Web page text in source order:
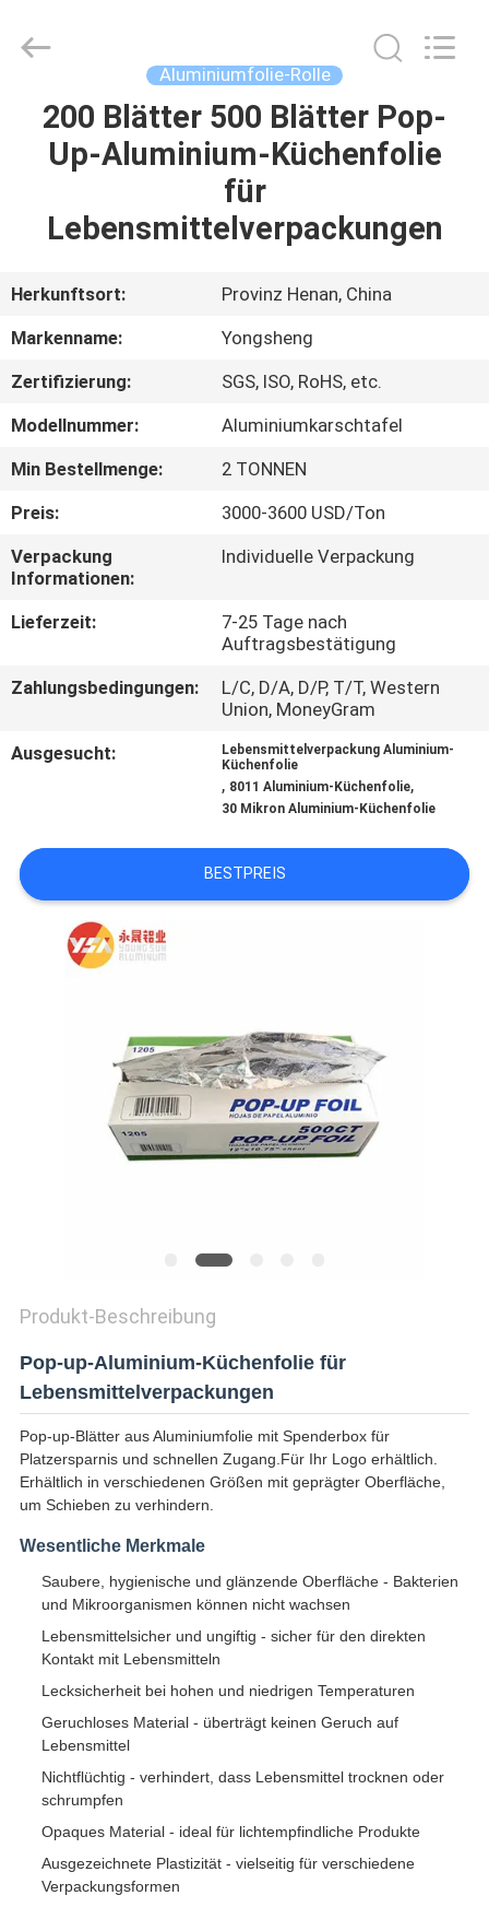
HAUS
UNS
AUSFLUG
QUALITÄTSKONTROLLE
TRETEN
SIE
MIT
IN
FÄLLE
FORDERN
SIE EIN
SITEMAP
DATENSCHUTZRICHTLINIE
Industry
Co.,Ltd..
Aluminiumfolie-Rolle
200 Blätter 500 Blätter Pop-
Up-Aluminium-Küchenfolie
für
Lebensmittelverpackungen
Herkunftsort:
Provinz Henan, China
Markenname:
Yongsheng
Zertifizierung:
SGS, ISO, RoHS, etc.
Modellnummer:
Aluminiumkarschtafel
Min Bestellmenge:
2 TONNEN
Preis:
3000-3600 USD/Ton
Verpackung
Informationen:
Individuelle Verpackung
Lieferzeit:
7-25 Tage nach
Auftragsbestätigung
Zahlungsbedingungen:
L/C, D/A, D/P, T/T, Western
Union, MoneyGram
Ausgesucht:
Lebensmittelverpackung Aluminium-
Küchenfolie
, 8011 Aluminium-Küchenfolie,
30 Mikron Aluminium-Küchenfolie
BESTPREIS
Produkt-Beschreibung
Pop-up-Aluminium-Küchenfolie für
Lebensmittelverpackungen
Pop-up-Blätter aus Aluminiumfolie mit Spenderbox für
Platzersparnis und schnellen Zugang.Für Ihr Logo erhältlich.
Erhältlich in verschiedenen Größen mit geprägter Oberfläche,
um Schieben zu verhindern.
Wesentliche Merkmale
Saubere, hygienische und glänzende Oberfläche - Bakterien
und Mikroorganismen können nicht wachsen
Lebensmittelsicher und ungiftig - sicher für den direkten
Kontakt mit Lebensmitteln
Lecksicherheit bei hohen und niedrigen Temperaturen
Geruchloses Material - überträgt keinen Geruch auf
Lebensmittel
Nichtflüchtig - verhindert, dass Lebensmittel trocknen oder
schrumpfen
Opaques Material - ideal für lichtempfindliche Produkte
Ausgezeichnete Plastizität - vielseitig für verschiedene
Verpackungsformen